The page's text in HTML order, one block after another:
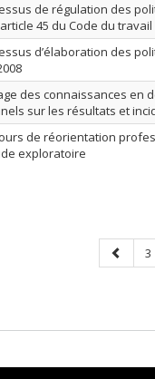
de régulation des
45 du Code du
d’élaboration des
des connaissances en
sur les résultats et
de réorientation
exploratoire
Page3